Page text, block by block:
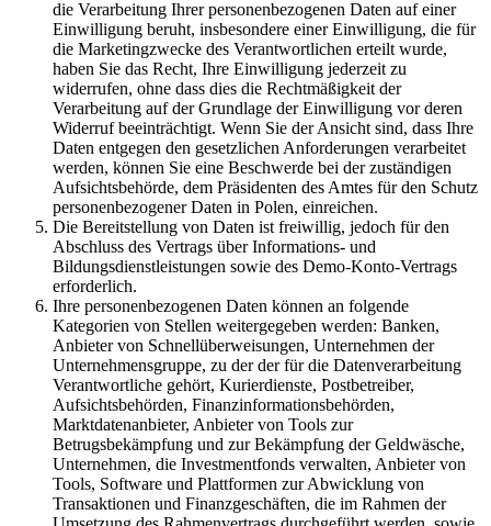
die Verarbeitung Ihrer personenbezogenen Daten auf einer
Einwilligung beruht, insbesondere einer Einwilligung, die für
die Marketingzwecke des Verantwortlichen erteilt wurde,
haben Sie das Recht, Ihre Einwilligung jederzeit zu
widerrufen, ohne dass dies die Rechtmäßigkeit der
Verarbeitung auf der Grundlage der Einwilligung vor deren
Widerruf beeinträchtigt. Wenn Sie der Ansicht sind, dass Ihre
Daten entgegen den gesetzlichen Anforderungen verarbeitet
werden, können Sie eine Beschwerde bei der zuständigen
Aufsichtsbehörde, dem Präsidenten des Amtes für den Schutz
personenbezogener Daten in Polen, einreichen.
Die Bereitstellung von Daten ist freiwillig, jedoch für den
Abschluss des Vertrags über Informations- und
Bildungsdienstleistungen sowie des Demo-Konto-Vertrags
erforderlich.
Ihre personenbezogenen Daten können an folgende
Kategorien von Stellen weitergegeben werden: Banken,
Anbieter von Schnellüberweisungen, Unternehmen der
Unternehmensgruppe, zu der der für die Datenverarbeitung
Verantwortliche gehört, Kurierdienste, Postbetreiber,
Aufsichtsbehörden, Finanzinformationsbehörden,
Marktdatenanbieter, Anbieter von Tools zur
Betrugsbekämpfung und zur Bekämpfung der Geldwäsche,
Unternehmen, die Investmentfonds verwalten, Anbieter von
Tools, Software und Plattformen zur Abwicklung von
Transaktionen und Finanzgeschäften, die im Rahmen der